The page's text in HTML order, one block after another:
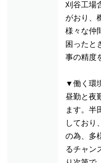
刈谷工場
がおり、
様々な仲
困ったと
事の精度
▼働く環
昼勤と夜
ます。半
しており
の為、多
るチャン